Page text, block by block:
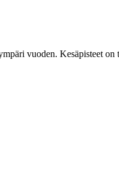
vuoden. Kesäpisteet